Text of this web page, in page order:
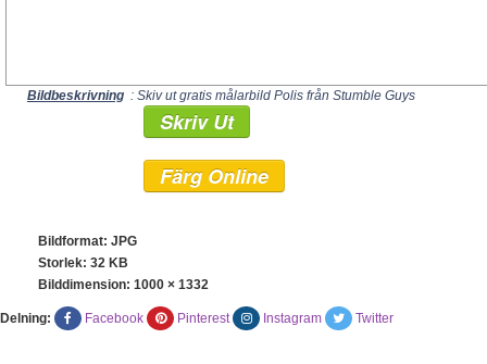
Bildbeskrivning : Skiv ut gratis målarbild Polis från Stumble Guys
Skriv Ut
Färg Online
Bildformat: JPG
Storlek: 32 KB
Bilddimension: 1000 × 1332
Delning: Facebook Pinterest Instagram Twitter